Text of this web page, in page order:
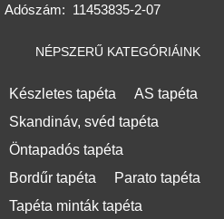
Adószám: 11453835-2-07
NÉPSZERŰ KATEGÓRIÁINK
Készletes tapéta
AS tapéta
Skandináv, svéd tapéta
Öntapadós tapéta
Bordűr tapéta
Parato tapéta
Tapéta minták tapéta